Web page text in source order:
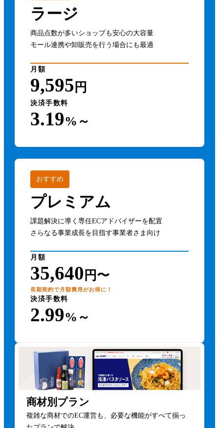
ラージ
商品点数が多いショップも安心の大容量
モール連携や卸販売を行う場合にも最適
月額
9,595 円
決済手数料
3.19%～
おすすめ
プレミアム
課題解決に導く専任ECアドバイザーを配置
さらなる事業成長を目指す事業者さま向け
月額
35,640 円〜
長期契約で月額費用がお得に！
決済手数料
2.99%～
商材別プラン
複雑な商材でのEC運営も、必要な機能がすべて揃っ